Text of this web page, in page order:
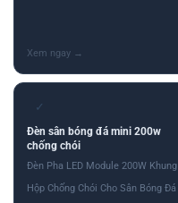
✓
Đèn sân bóng đá mini 200w
chống chói
Đèn Pha LED Module 200W Khung
Hộp Chống Chói Cho Sân Bóng Đá